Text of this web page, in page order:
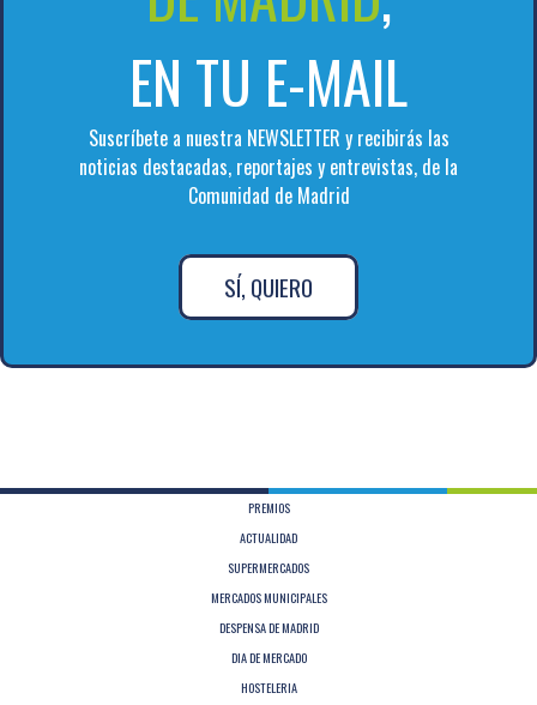
EN TU E-MAIL
Suscríbete a nuestra NEWSLETTER y recibirás las
noticias destacadas, reportajes y entrevistas, de la
Comunidad de Madrid
SÍ, QUIERO
PREMIOS
ACTUALIDAD
SUPERMERCADOS
MERCADOS MUNICIPALES
DESPENSA DE MADRID
DIA DE MERCADO
HOSTELERIA